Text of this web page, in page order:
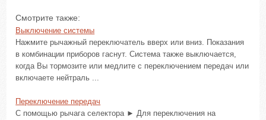
Смотрите также:
Выключение системы
Нажмите рычажный переключатель вверх или вниз. Показания
в комбинации приборов гаснут. Система также выключается,
когда Вы тормозите или медлите с переключением передач или
включаете нейтраль ...
Переключение передач
С помощью рычага селектора ► Для переключения на